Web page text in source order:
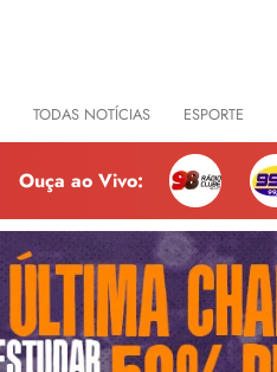
TODAS NOTÍCIAS ESPORTE
Ouça ao Vivo: